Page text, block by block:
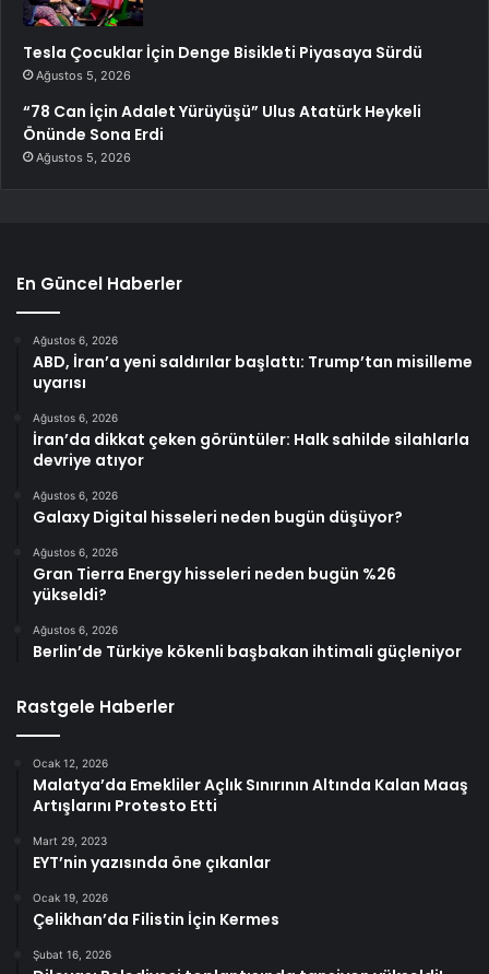
Tesla Çocuklar İçin Denge Bisikleti Piyasaya Sürdü
Ağustos 5, 2026
“78 Can İçin Adalet Yürüyüşü” Ulus Atatürk Heykeli
Önünde Sona Erdi
Ağustos 5, 2026
En Güncel Haberler
Ağustos 6, 2026
ABD, İran’a yeni saldırılar başlattı: Trump’tan misilleme
uyarısı
Ağustos 6, 2026
İran’da dikkat çeken görüntüler: Halk sahilde silahlarla
devriye atıyor
Ağustos 6, 2026
Galaxy Digital hisseleri neden bugün düşüyor?
Ağustos 6, 2026
Gran Tierra Energy hisseleri neden bugün %26
yükseldi?
Ağustos 6, 2026
Berlin’de Türkiye kökenli başbakan ihtimali güçleniyor
Rastgele Haberler
Ocak 12, 2026
Malatya’da Emekliler Açlık Sınırının Altında Kalan Maaş
Artışlarını Protesto Etti
Mart 29, 2023
EYT’nin yazısında öne çıkanlar
Ocak 19, 2026
Çelikhan’da Filistin İçin Kermes
Şubat 16, 2026